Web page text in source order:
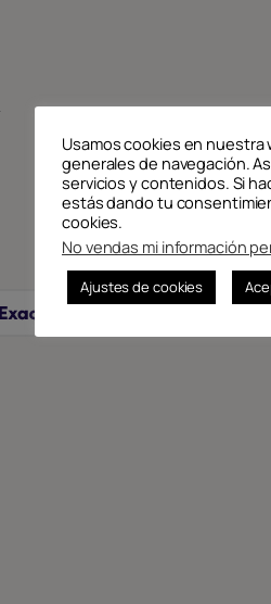
Diseñado con
Usamos cookies en
generales de navegación.
servicios y contenidos. Si
estás dando tu
cookies.
No vendas mi información
Ajustes de cookies